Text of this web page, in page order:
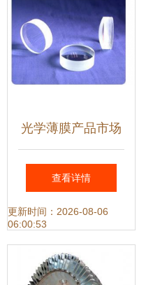
光学薄膜产品市场
标准 四川区域解读
与微波透镜视角
查看详情
更新时间：2026-08-06
06:00:53